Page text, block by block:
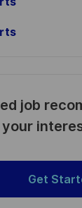
job
your
Get